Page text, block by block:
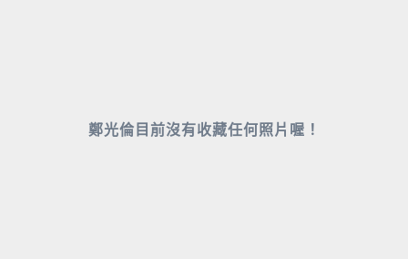
鄭光倫目前沒有收藏任何照片喔！